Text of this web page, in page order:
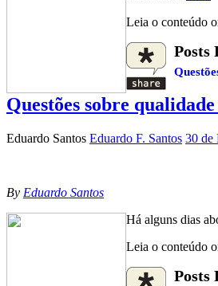
Leia o conteúdo
Posts
Questões sobre
Eduardo Santos Eduardo F. Santos 30 de
By Eduardo Santos
Há alguns dias
Leia o conteúdo
Posts